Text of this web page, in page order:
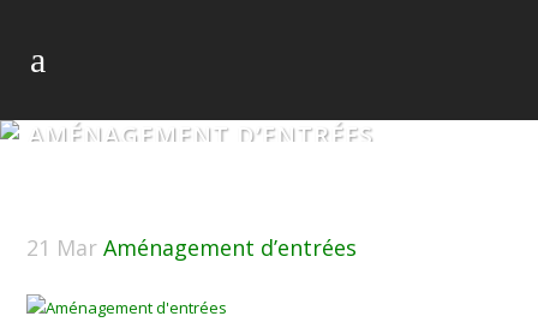
AMÉNAGEMENT D’ENTRÉES
21 Mar Aménagement d’entrées